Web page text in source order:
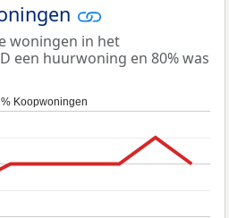
woningen in het
een huurwoning en 80% was
% Koopwoningen